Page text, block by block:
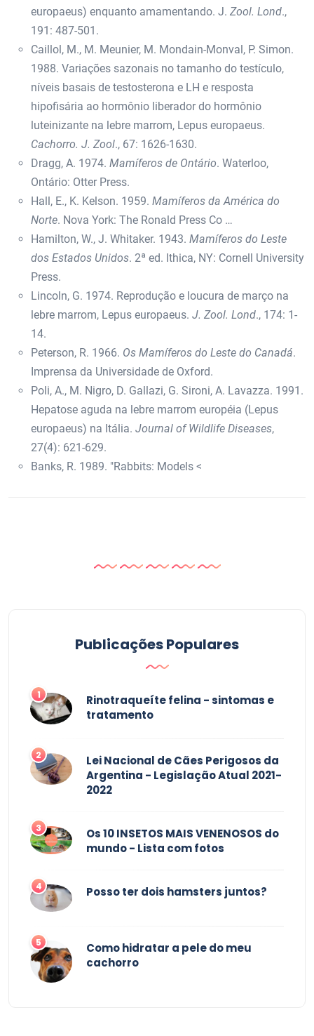
europaeus) enquanto amamentando. J. Zool. Lond.,
191: 487-501.
Caillol, M., M. Meunier, M. Mondain-Monval, P. Simon.
1988. Variações sazonais no tamanho do testículo,
níveis basais de testosterona e LH e resposta
hipofisária ao hormônio liberador do hormônio
luteinizante na lebre marrom, Lepus europaeus.
Cachorro. J. Zool., 67: 1626-1630.
Dragg, A. 1974. Mamíferos de Ontário. Waterloo,
Ontário: Otter Press.
Hall, E., K. Kelson. 1959. Mamíferos da América do
Norte. Nova York: The Ronald Press Co …
Hamilton, W., J. Whitaker. 1943. Mamíferos do Leste
dos Estados Unidos. 2ª ed. Ithica, NY: Cornell University
Press.
Lincoln, G. 1974. Reprodução e loucura de março na
lebre marrom, Lepus europaeus. J. Zool. Lond., 174: 1-
14.
Peterson, R. 1966. Os Mamíferos do Leste do Canadá.
Imprensa da Universidade de Oxford.
Poli, A., M. Nigro, D. Gallazi, G. Sironi, A. Lavazza. 1991.
Hepatose aguda na lebre marrom européia (Lepus
europaeus) na Itália. Journal of Wildlife Diseases,
27(4): 621-629.
Banks, R. 1989. "Rabbits: Models <
Publicações Populares
1
Rinotraqueíte felina - sintomas e
tratamento
2
Lei Nacional de Cães Perigosos da
Argentina - Legislação Atual 2021-
2022
3
Os 10 INSETOS MAIS VENENOSOS do
mundo - Lista com fotos
4 Posso ter dois hamsters juntos?
5
Como hidratar a pele do meu
cachorro